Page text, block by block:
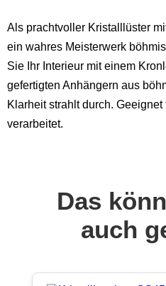
Als prachtvoller Kristalllüster
ein wahres Meisterwerk
Sie Ihr Interieur mit einem
gefertigten Anhängern aus
Klarheit strahlt durch.
verarbeitet.
Das
auch